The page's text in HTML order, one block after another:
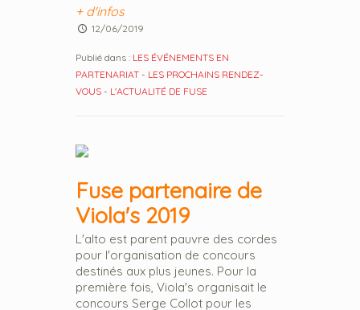
+ d'infos
12/06/2019
Publié dans : LES ÉVÉNEMENTS EN
PARTENARIAT - LES PROCHAINS RENDEZ-
VOUS - L'ACTUALITÉ DE FUSE
Fuse partenaire de
Viola's 2019
L'alto est parent pauvre des cordes
pour l'organisation de concours
destinés aux plus jeunes. Pour la
première fois, Viola's organisait le
concours Serge Collot pour les